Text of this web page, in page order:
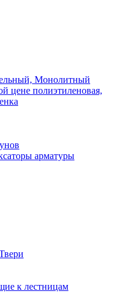
Монолитный
цене полиэтиленовая,
арматуры
к лестницам